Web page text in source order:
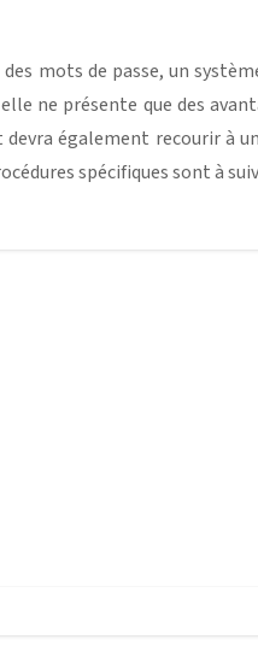
mots de passe, un
ne présente que des
également recourir à
spécifiques sont à